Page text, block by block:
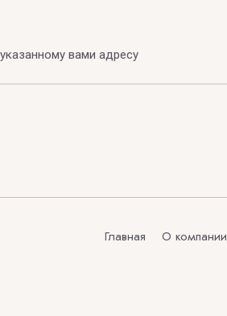
вами адресу
Главная О компании